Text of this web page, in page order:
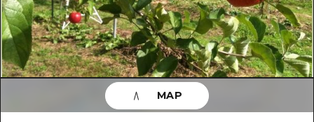
음식/술
사이클링
쇼핑
스포츠
Hiroshima Moshimo Travel
히로시마시 주변
아키(安芸)
빈고(備後)
히로시마시 주변
아키(安芸)
빈고(備後)
비북(備北)
이벤트
유용한 정보
목록
MAP